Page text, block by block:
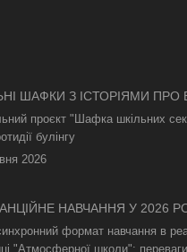
ШАФКИ З ІСТОРІЯМИ ПРО
проєкт "Шафка шкільних
булінгу
2026
НАВЧАННЯ У 2026
ЯК АСИНХРОННИЙ
ПРОЦЕС
формат навчання в
"Атмосферної школи": переваги